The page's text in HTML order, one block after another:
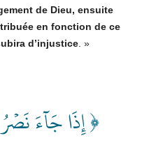
de Dieu, ensuite
en fonction de ce
d’injustice . »
﴿ إِذَا جَآءَ نَصۡرُ